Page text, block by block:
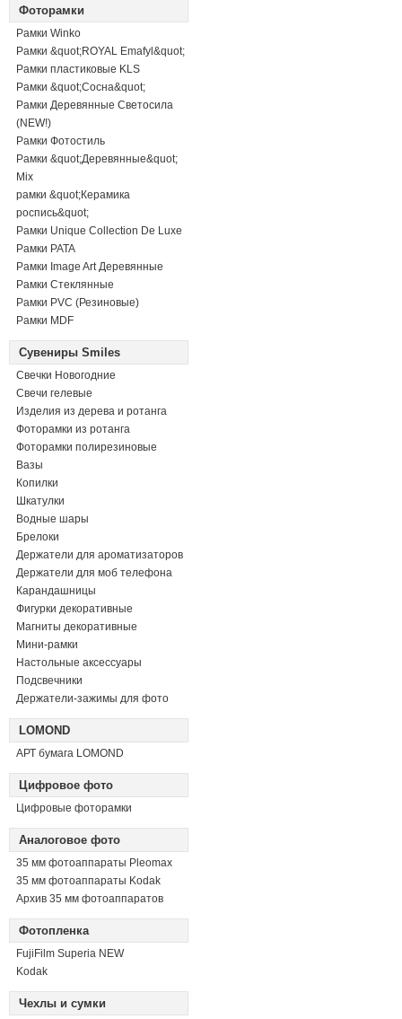
Фоторамки
Рамки Winko
Рамки &quot;ROYAL Emafyl&quot;
Рамки пластиковые KLS
Рамки &quot;Сосна&quot;
Рамки Деревянные Светосила
(NEW!)
Рамки Фотостиль
Рамки &quot;Деревянные&quot;
Mix
рамки &quot;Керамика
роспись&quot;
Рамки Unique Collection De Luxe
Рамки PATA
Рамки Image Art Деревянные
Рамки Стеклянные
Рамки PVC (Резиновые)
Рамки MDF
Сувениры Smiles
Свечки Новогодние
Свечи гелевые
Изделия из дерева и ротанга
Фоторамки из ротанга
Фоторамки полирезиновые
Вазы
Копилки
Шкатулки
Водные шары
Брелоки
Держатели для ароматизаторов
Держатели для моб телефона
Карандашницы
Фигурки декоративные
Магниты декоративные
Мини-рамки
Настольные аксессуары
Подсвечники
Держатели-зажимы для фото
LOMOND
АРТ бумага LOMOND
Цифровое фото
Цифровые фоторамки
Аналоговое фото
35 мм фотоаппараты Pleomax
35 мм фотоаппараты Kodak
Архив 35 мм фотоаппаратов
Фотопленка
FujiFilm Superia NEW
Kodak
Чехлы и сумки